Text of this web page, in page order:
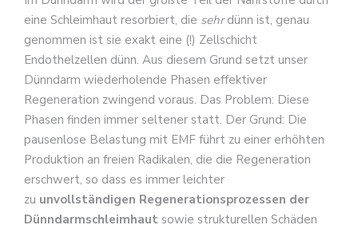
eine Schleimhaut resorbiert, die sehrdünn ist, genau
genommen ist sie exakt eine (!) Zellschicht
Endothelzellen dünn. Aus diesem Grund setzt unser
Dünndarm wiederholende Phasen effektiver
Regeneration zwingend voraus. Das Problem: Diese
Phasen finden immer seltener statt. Der Grund: Die
pausenlose Belastung mit EMF führt zu einer erhöhten
Produktion an freien Radikalen, die die Regeneration
erschwert, so dass es immer leichter
zu unvollständigen Regenerationsprozessen der
Dünndarmschleimhaut sowie strukturellen Schäden